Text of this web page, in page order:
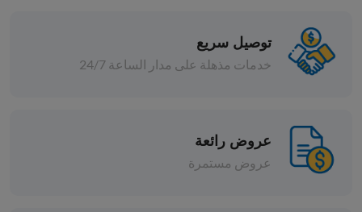
د.ك 0.382
توصيل سريع
خدمات مذهلة على مدار الساعة 24/7
عروض رائعة
عروض مستمرة